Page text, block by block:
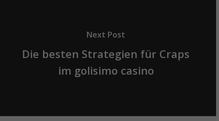
Next Post
Die besten Strategien für Craps
im golisimo casino